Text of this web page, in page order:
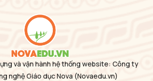
và vận hành hệ thống website: Công ty
nghệ Giáo dục Nova (Novaedu.vn)